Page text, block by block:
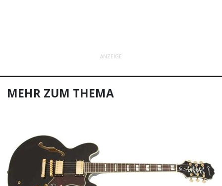
ANZEIGE
MEHR ZUM THEMA